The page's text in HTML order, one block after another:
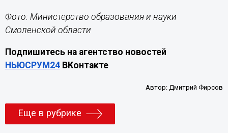
Фото: Министерство образования и науки
Смоленской области
Подпишитесь на агентство новостей
НЬЮСРУМ24ВКонтакте
Автор: Дмитрий Фирсов
Еще в рубрике